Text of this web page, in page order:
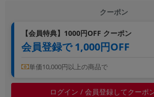
クーポン
【会員特典】1000円OFF クーポン
会員登録で 1,000円OFF
単価10,000円以上の商品で
ログイン / 会員登録してクーポ
価格